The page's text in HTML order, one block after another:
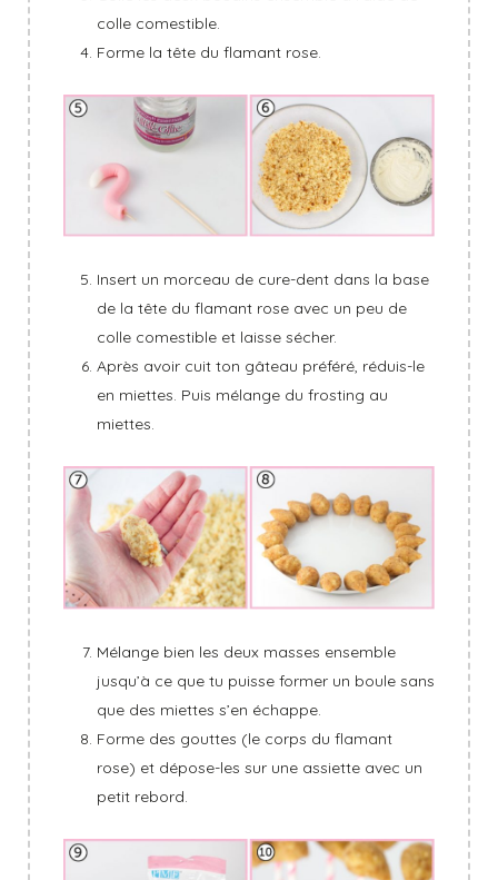
colle comestible.
Forme la tête du flamant rose.
Insert un morceau de cure-dent dans la base
de la tête du flamant rose avec un peu de
colle comestible et laisse sécher.
Après avoir cuit ton gâteau préféré, réduis-le
en miettes. Puis mélange du frosting au
miettes.
Mélange bien les deux masses ensemble
jusqu’à ce que tu puisse former un boule sans
que des miettes s’en échappe.
Forme des gouttes (le corps du flamant
rose) et dépose-les sur une assiette avec un
petit rebord.